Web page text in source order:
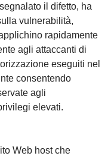
il difetto, ha
vulnerabilità,
rapidamente
agli attaccanti di
eseguiti nel
consentendo
agli
elevati.
Web host che